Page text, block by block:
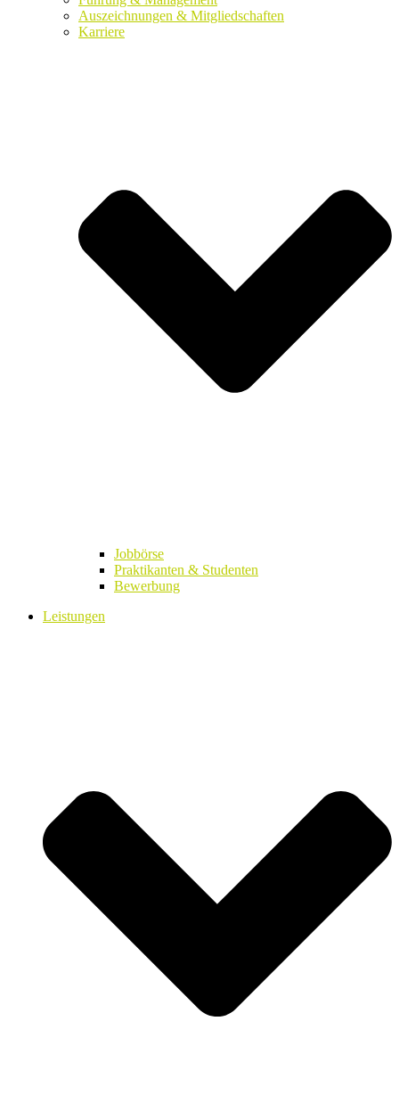
Auszeichnungen & Mitgliedschaften
Karriere
Jobbörse
Praktikanten & Studenten
Bewerbung
Leistungen